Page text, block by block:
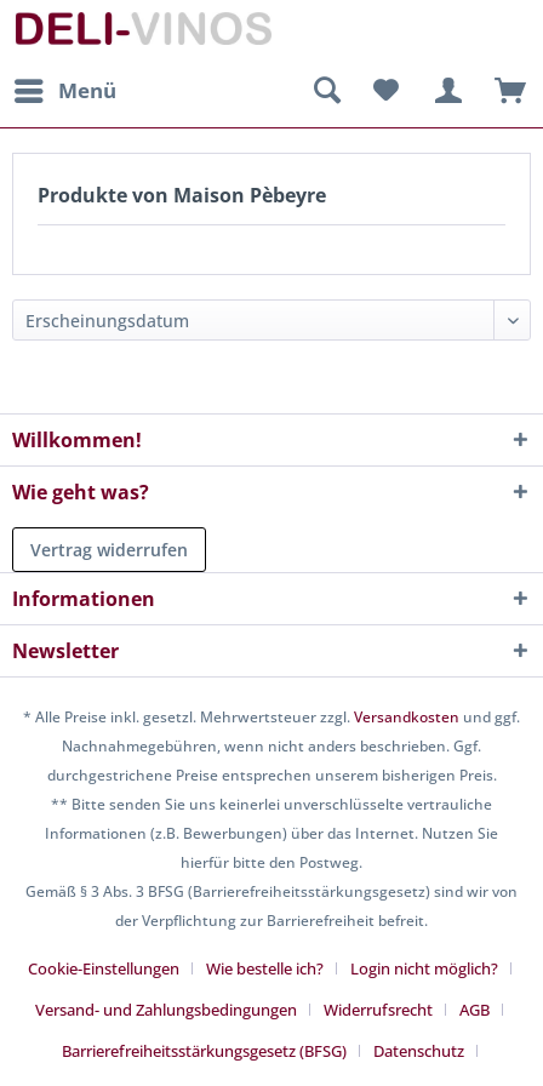
Menü
Produkte von Maison Pèbeyre
Willkommen!
Wie geht was?
Vertrag widerrufen
Informationen
Newsletter
* Alle Preise inkl. gesetzl. Mehrwertsteuer zzgl.Versandkosten und ggf.
Nachnahmegebühren, wenn nicht anders beschrieben. Ggf.
durchgestrichene Preise entsprechen unserem bisherigen Preis.
** Bitte senden Sie uns keinerlei unverschlüsselte vertrauliche
Informationen (z.B. Bewerbungen) über das Internet. Nutzen Sie
hierfür bitte den Postweg.
Gemäß § 3 Abs. 3 BFSG (Barrierefreiheitsstärkungsgesetz) sind wir von
der Verpflichtung zur Barrierefreiheit befreit.
Cookie-Einstellungen Wie bestelle ich?
Login nicht möglich?
Versand- und Zahlungsbedingungen
Widerrufsrecht
AGB
Barrierefreiheitsstärkungsgesetz (BFSG)
Datenschutz